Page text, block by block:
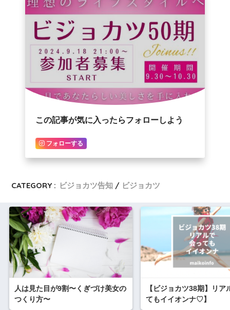
この記事が気に入ったらフォローしよう
フォローする
CATEGORY : ビジョカツ告知 ビジョカツ
人は見た目が9割〜くぎづけ美女の
つくり方〜
【ビジョカツ38期】リア
てもイイオンナ♡】